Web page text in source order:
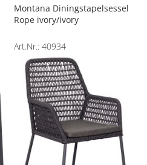
Montana Diningstapelsessel
Rope ivory/ivory
Art.Nr.: 40934